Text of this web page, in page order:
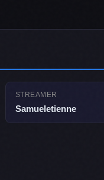
STREAMER
Samueletienne